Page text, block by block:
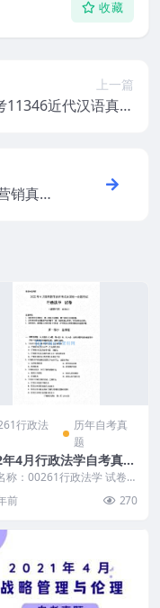
收藏
上一篇
近代汉语真题
销真题
行政法
历年自考真
题
4月行政法学自考真题
称：00261行政法学 试卷全
试...
前 270